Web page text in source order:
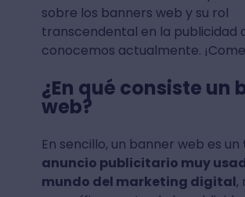
sobre los banners web y su rol
transcendental en la publicidad
conocemos actualmente.
¿En qué consiste un
web?
En sencillo, un banner web es un
anuncio publicitario muy
mundo del marketing digital,